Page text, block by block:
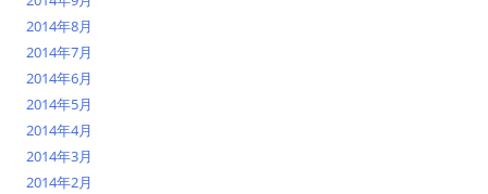
2014年8月
2014年7月
2014年6月
2014年5月
2014年4月
2014年3月
2014年2月